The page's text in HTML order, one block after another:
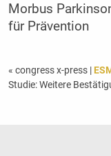
Morbus
für Prävention
« congress x-press |
Studie: Weitere